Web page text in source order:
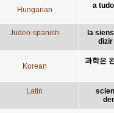
Hungarian
a
Judeo-spanish
la
dizir
Korean
과학은
Latin